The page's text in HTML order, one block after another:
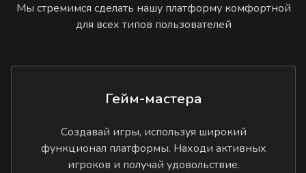
Мы стремимся сделать нашу платформу комфортной
для всех типов пользователей
Гейм-мастера
Создавай игры, используя широкий
функционал платформы. Находи активных
игроков и получай удовольствие.